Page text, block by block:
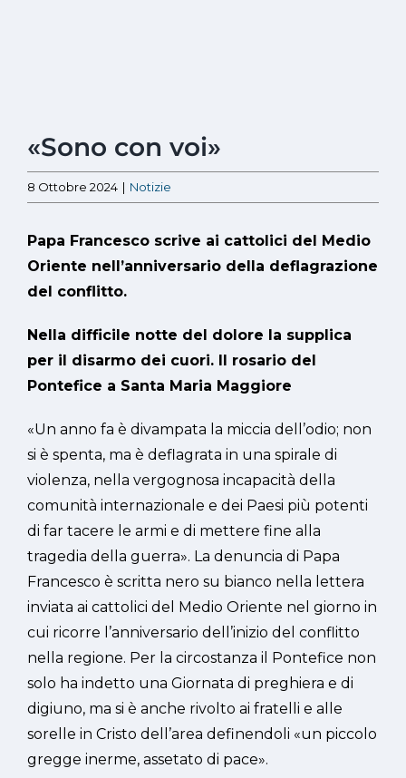
immagine
«Sono con voi»
8 Ottobre 2024 | Notizie
Papa Francesco scrive ai cattolici del Medio
Oriente nell’anniversario della deflagrazione
del conflitto.
Nella difficile notte del dolore la supplica
per il disarmo dei cuori. Il rosario del
Pontefice a Santa Maria Maggiore
«Un anno fa è divampata la miccia dell’odio; non
si è spenta, ma è deflagrata in una spirale di
violenza, nella vergognosa incapacità della
comunità internazionale e dei Paesi più potenti
di far tacere le armi e di mettere fine alla
tragedia della guerra». La denuncia di Papa
Francesco è scritta nero su bianco nella lettera
inviata ai cattolici del Medio Oriente nel giorno in
cui ricorre l’anniversario dell’inizio del conflitto
nella regione. Per la circostanza il Pontefice non
solo ha indetto una Giornata di preghiera e di
digiuno, ma si è anche rivolto ai fratelli e alle
sorelle in Cristo dell’area definendoli «un piccolo
gregge inerme, assetato di pace».